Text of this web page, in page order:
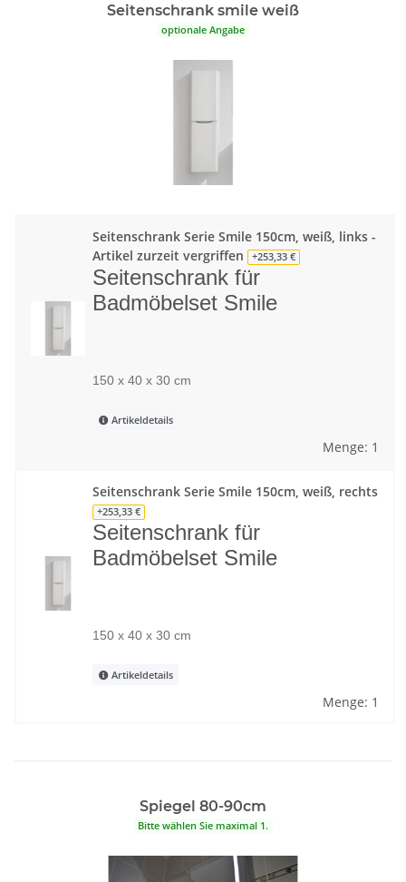
Seitenschrank smile weiß
optionale Angabe
Seitenschrank Serie Smile 150cm, weiß, links -
Artikel zurzeit vergriffen
+253,33 €
Seitenschrank für
Badmöbelset Smile
150 x 40 x 30 cm
Artikeldetails
Menge: 1
Seitenschrank Serie Smile 150cm, weiß, rechts
+253,33 €
Seitenschrank für
Badmöbelset Smile
150 x 40 x 30 cm
Artikeldetails
Menge: 1
Spiegel 80-90cm
Bitte wählen Sie maximal 1.